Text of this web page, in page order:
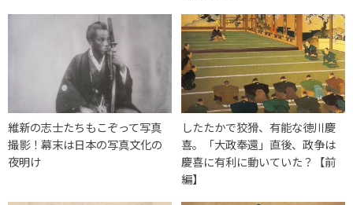
維新の志士たちもこぞって写真
撮影！幕末は日本の写真文化の
夜明け
したたかで狡猾、有能な徳川慶
喜。「大政奉還」直後、政争は
慶喜に有利に動いていた？【前
編】